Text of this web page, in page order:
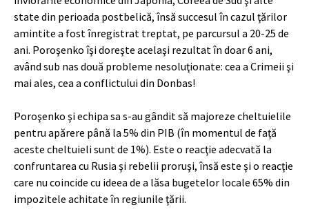
state din perioada postbelică, însă succesul în cazul ţărilor
amintite a fost înregistrat treptat, pe parcursul a 20-25 de
ani. Poroşenko îşi doreşte acelaşi rezultat în doar 6 ani,
având sub nas două probleme nesoluţionate: cea a Crimeii şi
mai ales, cea a conflictului din Donbas!
Poroşenko şi echipa sa s-au gândit să majoreze cheltuielile
pentru apărere până la 5% din PIB (în momentul de faţă
aceste cheltuieli sunt de 1%). Este o reacţie adecvată la
confruntarea cu Rusia şi rebelii proruşi, însă este şi o reacţie
care nu coincide cu ideea de a lăsa bugetelor locale 65% din
impozitele achitate în regiunile ţării.